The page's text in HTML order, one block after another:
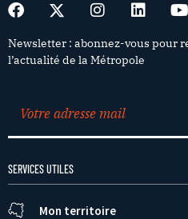
Newsletter : abonnez-vous pour
l’actualité de la Métropole
SERVICES UTILES
Mon territoire